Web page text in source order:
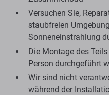
Versuchen Sie,
staubfreien
Sonneneinstrahlung
Die Montage des
Person durchgeführt
Wir sind nicht
während der